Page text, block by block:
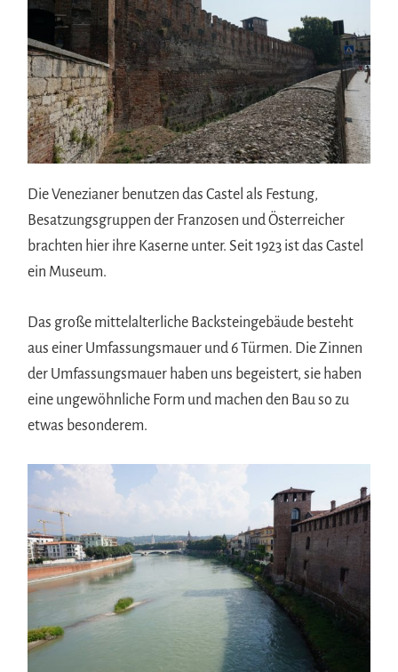
Die Venezianer benutzen das Castel als Festung,
Besatzungsgruppen der Franzosen und Österreicher
brachten hier ihre Kaserne unter. Seit 1923 ist das Castel
ein Museum.
Das große mittelalterliche Backsteingebäude besteht
aus einer Umfassungsmauer und 6 Türmen. Die Zinnen
der Umfassungsmauer haben uns begeistert, sie haben
eine ungewöhnliche Form und machen den Bau so zu
etwas besonderem.